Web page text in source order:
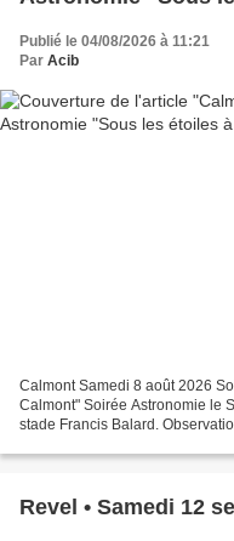
Publié le 04/08/2026 à 11:21
Par Acib
Calmont Samedi 8 août 2026
Calmont" Soirée Astronomie le
stade Francis Balard.
Revel • Samedi 12